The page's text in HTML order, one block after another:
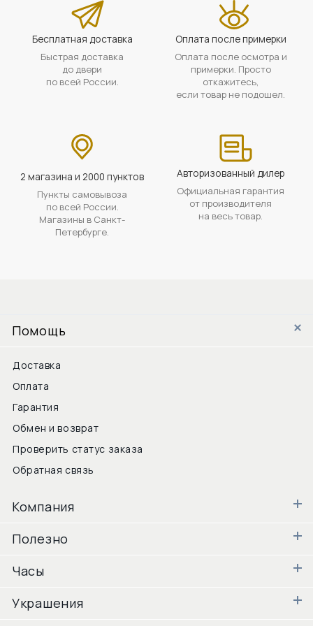
Бесплатная доставка
Быстрая доставка
до двери
по всей России.
Оплата после примерки
Оплата после осмотра и
примерки. Просто
откажитесь,
если товар не подошел.
2 магазина и 2000 пунктов
Пункты самовывоза
по всей России.
Магазины в Санкт-
Петербурге.
Авторизованный дилер
Официальная гарантия
от производителя
на весь товар.
Помощь
Доставка
Оплата
Гарантия
Обмен и возврат
Проверить статус заказа
Обратная связь
Компания
Полезно
Часы
Украшения